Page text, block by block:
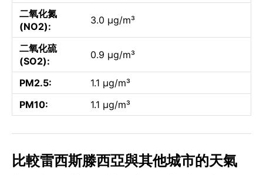
二氧化氮
(NO2):
3.0 µg/m³
二氧化硫
(SO2):
0.9 µg/m³
PM2.5:
1.1 µg/m³
PM10:
1.1 µg/m³
比較雷西斯滕西亞與其他城市的天氣